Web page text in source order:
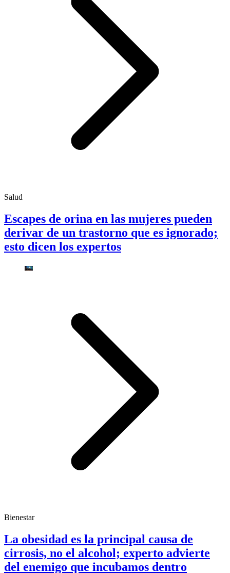
Salud
Escapes de orina en las mujeres pueden
derivar de un trastorno que es ignorado;
esto dicen los expertos
Bienestar
La obesidad es la principal causa de
cirrosis, no el alcohol; experto advierte
del enemigo que incubamos dentro